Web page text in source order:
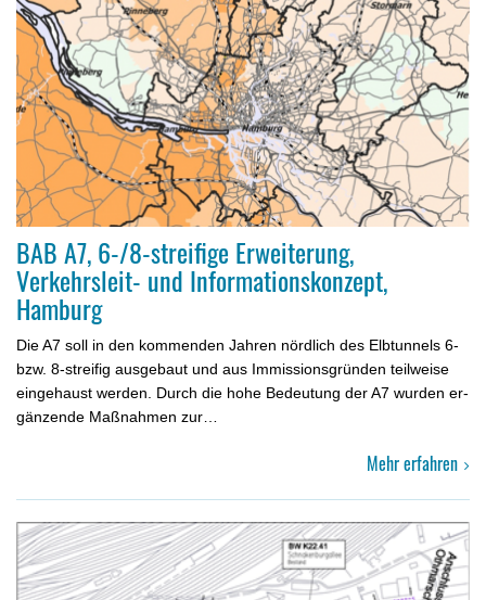
BAB A7, 6-/8-streifige Erweiterung,
Verkehrsleit- und Informationskonzept,
Hamburg
Die A7 soll in den kommenden Jahren nördlich des Elbtunnels 6-
bzw. 8-streifig ausgebaut und aus Immissionsgründen teilweise
eingehaust werden. Durch die hohe Bedeutung der A7 wurden er­
gänzende Maßnahmen zur…
Mehr erfahren